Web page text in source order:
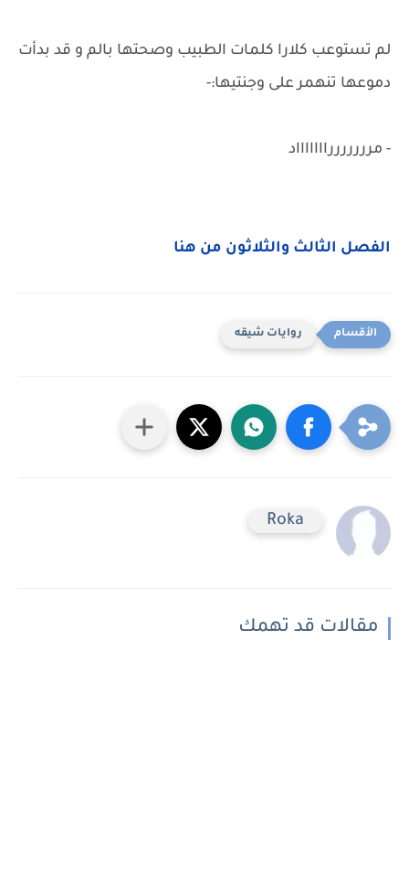
لم تستوعب كلارا كلمات الطبيب وصحتها بالم و قد بدأت
دموعها تنهمر على وجنتيها:-
- مررررررراااااااد
الفصل الثالث والثلاثون من هنا
روايات شيقه
Roka
مقالات قد تهمك